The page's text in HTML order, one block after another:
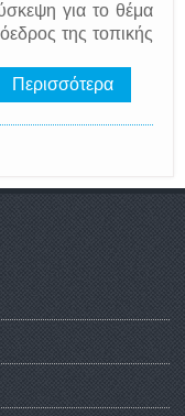
για το θέμα
της τοπικής
Περισσότερα